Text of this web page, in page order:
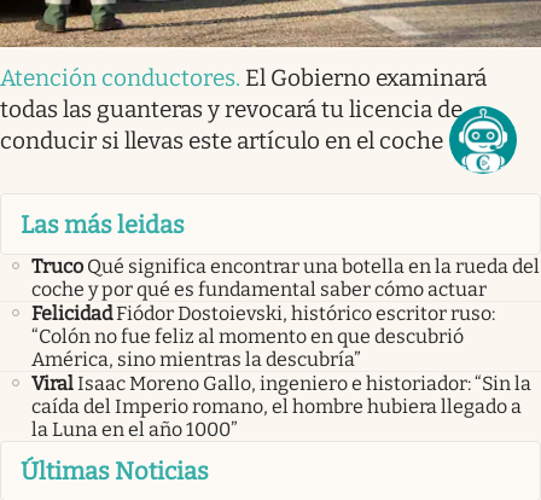
Atención conductores. El Gobierno examinará
todas las guanteras y revocará tu licencia de
conducir si llevas este artículo en el coche
Las más leidas
Truco Qué significa encontrar una botella en la rueda del
coche y por qué es fundamental saber cómo actuar
FelicidadFiódor Dostoievski, histórico escritor ruso:
“Colón no fue feliz al momento en que descubrió
América, sino mientras la descubría”
ViralIsaac Moreno Gallo, ingeniero e historiador: “Sin la
caída del Imperio romano, el hombre hubiera llegado a
la Luna en el año 1000”
Últimas Noticias